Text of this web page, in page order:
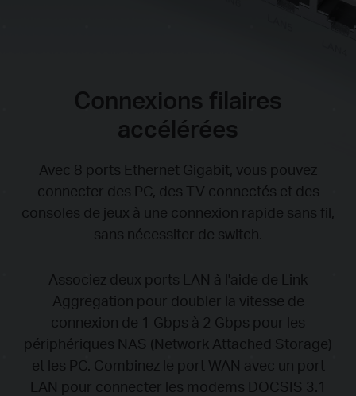
Connexions filaires
accélérées
Avec 8 ports Ethernet Gigabit, vous pouvez
connecter des PC, des TV connectés et des
consoles de jeux à une connexion rapide sans fil,
sans nécessiter de switch.
Associez deux ports LAN à l'aide de Link
Aggregation pour doubler la vitesse de
connexion de 1 Gbps à 2 Gbps pour les
périphériques NAS (Network Attached Storage)
et les PC. Combinez le port WAN avec un port
LAN pour connecter les modems DOCSIS 3.1